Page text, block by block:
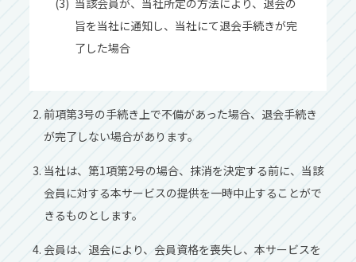
当該会員が、当社所定の⽅法により、退会の
旨を当社に通知し、当社にて退会⼿続きが完
了した場合
前項第3号の⼿続き上で不備があった場合、退会⼿続き
が完了しない場合があります。
当社は、第1項第2号の場合、抹消を決定する前に、当該
会員に対する本サービスの提供を⼀時中⽌することがで
きるものとします。
会員は、退会により、会員資格を喪失し、本サービスを